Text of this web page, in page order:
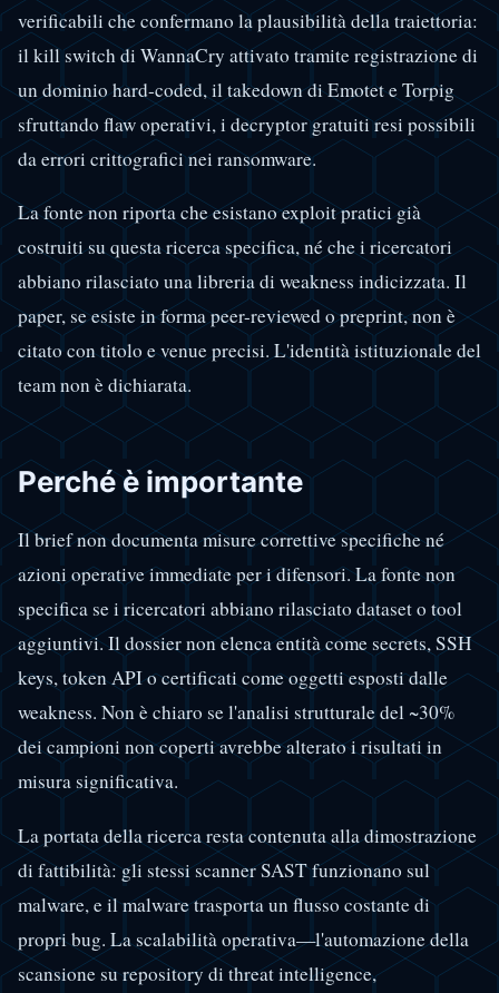
verificabili che confermano la plausibilità della traiettoria:
il kill switch di WannaCry attivato tramite registrazione di
un dominio hard-coded, il takedown di Emotet e Torpig
sfruttando flaw operativi, i decryptor gratuiti resi possibili
da errori crittografici nei ransomware.
La fonte non riporta che esistano exploit pratici già
costruiti su questa ricerca specifica, né che i ricercatori
abbiano rilasciato una libreria di weakness indicizzata. Il
paper, se esiste in forma peer-reviewed o preprint, non è
citato con titolo e venue precisi. L'identità istituzionale del
team non è dichiarata.
Perché è importante
Il brief non documenta misure correttive specifiche né
azioni operative immediate per i difensori. La fonte non
specifica se i ricercatori abbiano rilasciato dataset o tool
aggiuntivi. Il dossier non elenca entità come secrets, SSH
keys, token API o certificati come oggetti esposti dalle
weakness. Non è chiaro se l'analisi strutturale del ~30%
dei campioni non coperti avrebbe alterato i risultati in
misura significativa.
La portata della ricerca resta contenuta alla dimostrazione
di fattibilità: gli stessi scanner SAST funzionano sul
malware, e il malware trasporta un flusso costante di
propri bug. La scalabilità operativa—l'automazione della
scansione su repository di threat intelligence,